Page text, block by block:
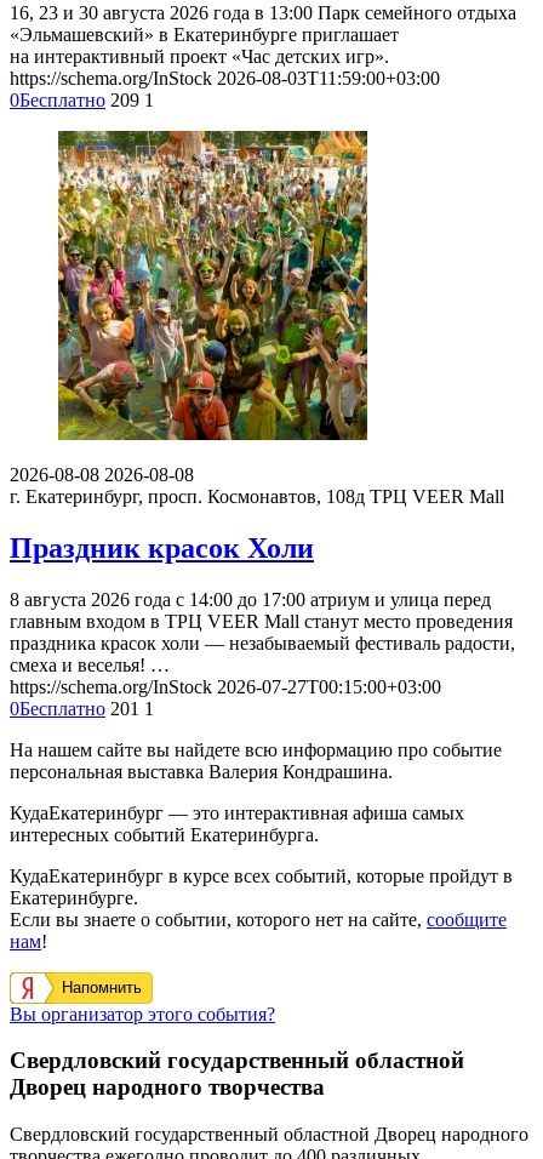
16, 23 и 30 августа 2026 года в 13:00 Парк семейного отдыха
«Эльмашевский» в Екатеринбурге приглашает
на интерактивный проект «Час детских игр».
https://schema.org/InStock 2026-08-03T11:59:00+03:00
0Бесплатно 209 1
2026-08-08 2026-08-08
г. Екатеринбург, просп. Космонавтов, 108д ТРЦ VEER Mall
Праздник красок Холи
8 августа 2026 года с 14:00 до 17:00 атриум и улица перед
главным входом в ТРЦ VEER Mall станут место проведения
праздника красок холи — незабываемый фестиваль радости,
смеха и веселья! …
https://schema.org/InStock 2026-07-27T00:15:00+03:00
0Бесплатно 201 1
На нашем сайте вы найдете всю информацию про событие
персональная выставка Валерия Кондрашина.
КудаЕкатеринбург — это интерактивная афиша самых
интересных событий Екатеринбурга.
КудаЕкатеринбург в курсе всех событий, которые пройдут в
Екатеринбурге.
Если вы знаете о событии, которого нет на сайте, сообщите
нам!
Напомнить
Вы организатор этого события?
Свердловский государственный областной
Дворец народного творчества
Свердловский государственный областной Дворец народного